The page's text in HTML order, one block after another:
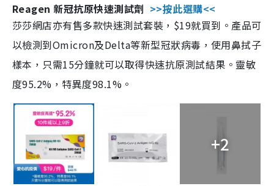
Reagen 新冠抗原快速測試劑 >>按此選購<<
莎莎網店亦有售多款快速測試套裝，$19就買到。產品可
以檢測到Omicron及Delta等新型冠狀病毒，使用鼻拭子
樣本，只需15分鐘就可以取得快速抗原測試結果。靈敏
度95.2%，特異度98.1%。
+2